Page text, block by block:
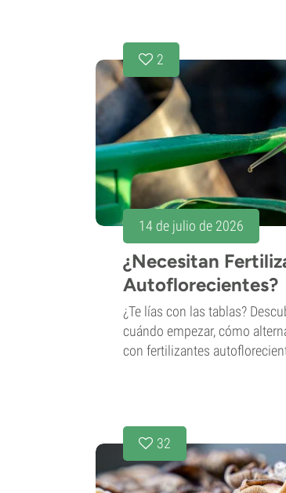
2
14 de julio de 2026
¿Necesitan
Autoflorecientes?
¿Te lías con las tablas?
cuándo empezar, cómo
con fertilizantes
32